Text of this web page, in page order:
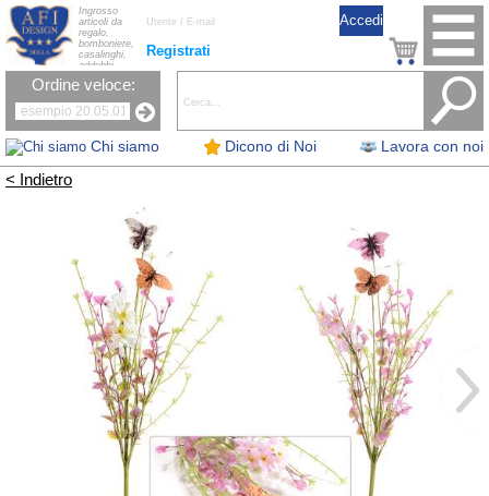
Chi siamo Dicono di Noi Lavora con noi
Registrati
Ingrosso
articoli da
regalo,
bomboniere,
casalinghi,
addobbi
natalizi, nastri,
oggettistica,
la tavola, fiori
artificiali e
candele.
Ordine veloce:
< Indietro